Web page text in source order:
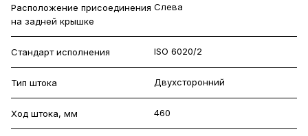
Расположение присоединения
на задней крышке
Слева
Стандарт исполнения ISO 6020/2
Тип штока Двухсторонний
Ход штока, мм 460